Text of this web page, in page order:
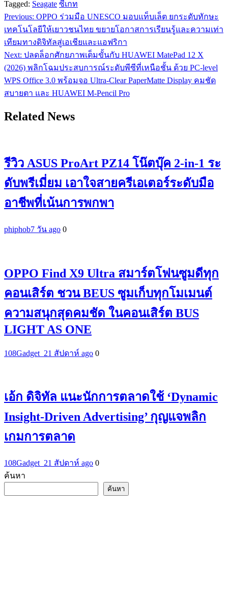
Tagged: Seagate ซีเกท
แนะแนว
เรื่อง
Previous: OPPO ร่วมมือ UNESCO มอบแท็บเล็ต ยกระดับทักษะ
เทคโนโลยีให้เยาวชนไทย ขยายโอกาสการเรียนรู้และความเท่า
เทียมทางดิจิทัลสู่เอเชียและแอฟริกา
Next: ปลดล็อกศักยภาพเต็มขั้นกับ HUAWEI MatePad 12 X
(2026) พลิกโฉมประสบการณ์ระดับพีซีที่เหนือชั้น ด้วย PC-level
WPS Office 3.0 พร้อมจอ Ultra-Clear PaperMatte Display คมชัด
สบายตา และ HUAWEI M-Pencil Pro
Related News
รีวิว ASUS ProArt PZ14 โน๊ตบุ๊ค 2-in-1 ระ
ดับพรีเมี่ยม เอาใจสายครีเอเตอร์ระดับมือ
อาชีพที่เน้นการพกพา
phiphob7 วัน ago 0
OPPO Find X9 Ultra สมาร์ตโฟนซูมดีทุก
คอนเสิร์ต ชวน BEUS ซูมเก็บทุกโมเมนต์
ความสนุกสุดคมชัด ในคอนเสิร์ต BUS
LIGHT AS ONE
108Gadget_21 สัปดาห์ ago 0
เอ้ก ดิจิทัล แนะนักการตลาดใช้ ‘Dynamic
Insight-Driven Advertising’ กุญแจพลิก
เกมการตลาด
108Gadget_21 สัปดาห์ ago 0
ค้นหา
ค้นหา